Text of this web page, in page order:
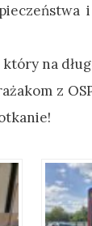
który na
z